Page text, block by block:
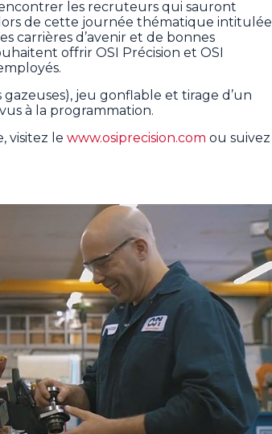
les recruteurs qui sauront
de cette journée thématique intitulée
carrières d’avenir et de bonnes
offrir OSI Précision et OSI
jeu gonflable et tirage d’un
à la programmation.
visitez le www.osiprecision.com ou suivez